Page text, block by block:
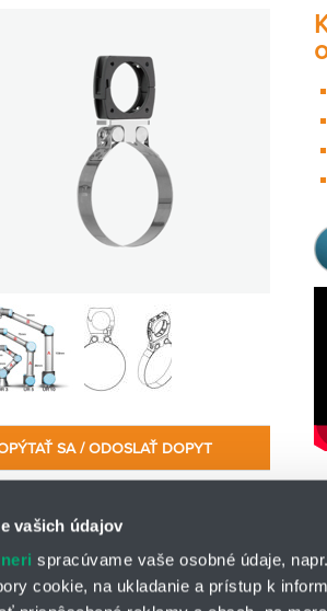
vašich údajov
spracúvame vaše osobné údaje,
cookie, na ukladanie a prístup k
SA / ODOSLAŤ DOPYT